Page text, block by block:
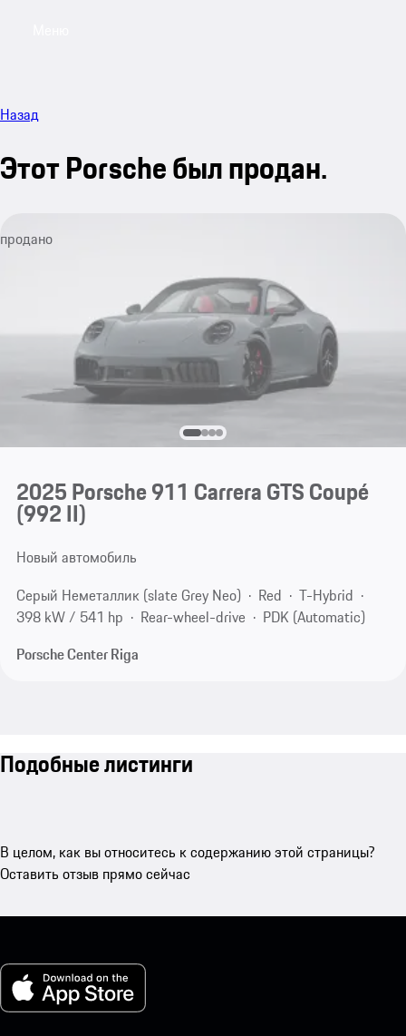
Назад
Этот Porsche был продан.
продано
2025 Porsche 911 Carrera GTS Coupé
(992 II)
Новый автомобиль
Серый Неметаллик (slate Grey Neo)
Red
T-Hybrid
398 kW / 541 hp
Rear-wheel-drive
PDK (Automatic)
Porsche Center Riga
Подобные листинги
В целом, как вы относитесь к содержанию этой страницы?
Оставить отзыв прямо сейчас